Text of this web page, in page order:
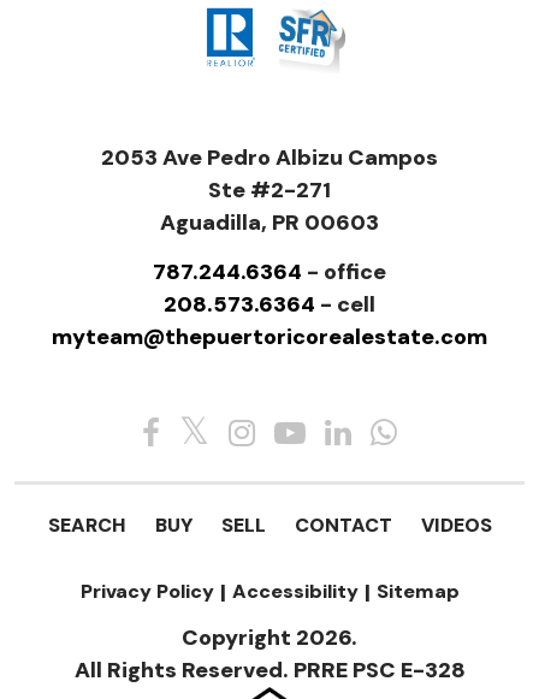
2053 Ave Pedro Albizu Campos
Ste #2-271
Aguadilla, PR 00603
787.244.6364 - office
208.573.6364 - cell
myteam@thepuertoricorealestate.com
SEARCH BUY SELL CONTACT VIDEOS
Privacy Policy | Accessibility | Sitemap
Copyright 2026.
All Rights Reserved. PRRE PSC E-328